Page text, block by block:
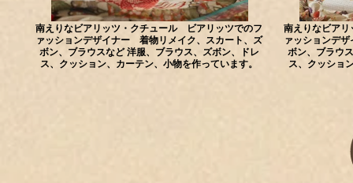
南えりなビアリッツ・クチュール ビアリッツでのフ
ァッションデザイナー 着物リメイク、スカート、ズ
ボン、ブラウスなど 洋服、ブラウス、ズボン、ドレ
ス、クッション、カーテン、小物を作っています。
南えりなビア
ァッションデ
ボン、ブラウ
ス、クッショ